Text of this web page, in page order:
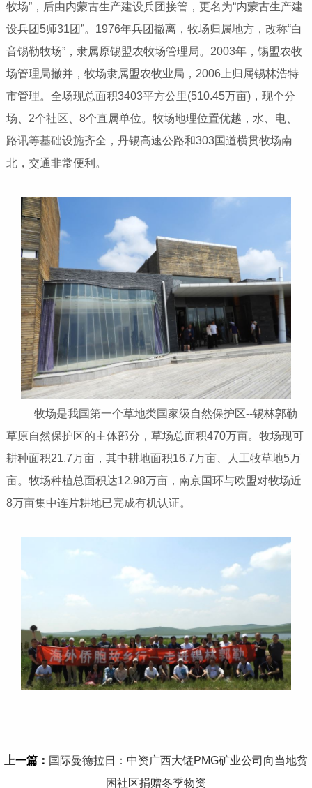
牧场”，后由内蒙古生产建设兵团接管，更名为“内蒙古生产建
设兵团5师31团”。1976年兵团撤离，牧场归属地方，改称“白
音锡勒牧场”，隶属原锡盟农牧场管理局。2003年，锡盟农牧
场管理局撤并，牧场隶属盟农牧业局，2006上归属锡林浩特
市管理。全场现总面积3403平方公里(510.45万亩)，现个分
场、2个社区、8个直属单位。牧场地理位置优越，水、电、
路讯等基础设施齐全，丹锡高速公路和303国道横贯牧场南
北，交通非常便利。
牧场是我国第一个草地类国家级自然保护区--锡林郭勒
草原自然保护区的主体部分，草场总面积470万亩。牧场现可
耕种面积21.7万亩，其中耕地面积16.7万亩、人工牧草地5万
亩。牧场种植总面积达12.98万亩，南京国环与欧盟对牧场近
8万亩集中连片耕地已完成有机认证。
上一篇： 国际曼德拉日：中资广西大锰PMG矿业公司向当地贫
困社区捐赠冬季物资